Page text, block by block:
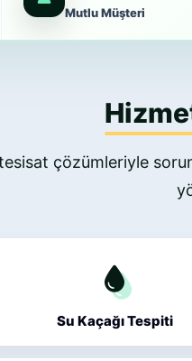
Mutlu Müşteri
çözümleriyle
Su Kaçağı Tespiti